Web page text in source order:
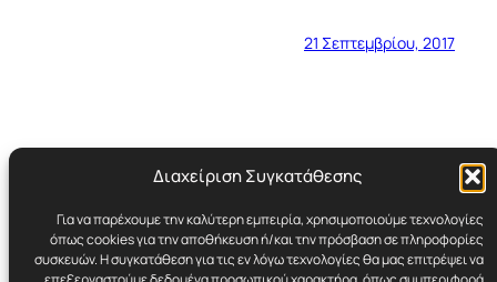
Διαχείριση Συγκατάθεσης
Για να παρέχουμε την καλύτερη εμπειρία, χρησιμοποιούμε τεχνολογίες
όπως cookies για την αποθήκευση ή/και την πρόσβαση σε πληροφορίες
συσκευών. Η συγκατάθεση για τις εν λόγω τεχνολογίες θα μας επιτρέψει να
21 Σεπτεμβρίου, 2017
Cynicult.gr